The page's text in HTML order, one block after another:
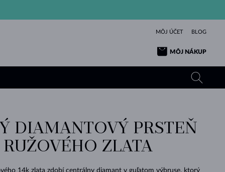
MÔJ ÚČET BLOG
MÔJ NÁKUP
ŽLTÉ ZLATO
RUŽOVÉ ZLATO
TANZANITY
TOPÁSY
TURMALÍNY
TURMALÍNY
VLTAVÍNY
MINERÁLY
ZAFÍRY
SMARAGDY
VLTAVÍNY
DIAMANTOVÝ PRSTEŇ
ZLATA
14k zlata zdobí centrálny diamant v guľatom výbruse, ktorý